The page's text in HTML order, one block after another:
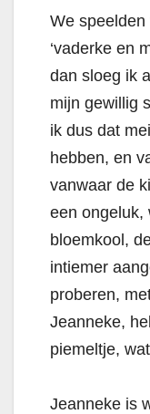
We speelden
‘vaderke en
dan sloeg ik
mijn gewillig
ik dus dat
hebben, en
vanwaar de
een ongeluk,
bloemkool,
intiemer
proberen,
Jeanneke,
piemeltje,
Jeanneke is